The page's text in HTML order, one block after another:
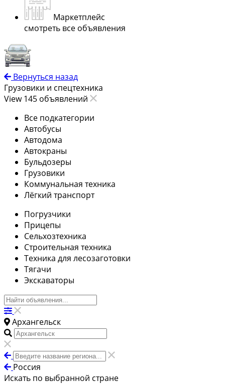
Маркетплейс
смотреть все объявления
Вернуться назад
Грузовики и спецтехника
View 145 объявлений
Все подкатегории
Автобусы
Автодома
Автокраны
Бульдозеры
Грузовики
Коммунальная техника
Лёгкий транспорт
Погрузчики
Прицепы
Сельхозтехника
Строительная техника
Техника для лесозаготовки
Тягачи
Экскаваторы
Архангельск
Россия
Искать по выбранной стране